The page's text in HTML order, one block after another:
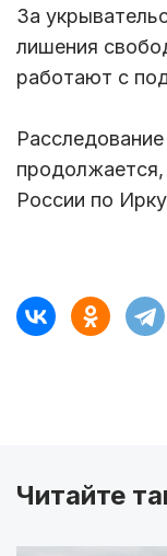
За
лишения
работают с
России по
Читайте